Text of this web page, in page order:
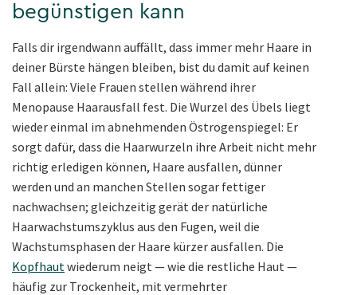
begünstigen kann
Falls dir irgendwann auffällt, dass immer mehr Haare in
deiner Bürste hängen bleiben, bist du damit auf keinen
Fall allein: Viele Frauen stellen während ihrer
Menopause Haarausfall fest. Die Wurzel des Übels liegt
wieder einmal im abnehmenden Östrogenspiegel: Er
sorgt dafür, dass die Haarwurzeln ihre Arbeit nicht mehr
richtig erledigen können, Haare ausfallen, dünner
werden und an manchen Stellen sogar fettiger
nachwachsen; gleichzeitig gerät der natürliche
Haarwachstumszyklus aus den Fugen, weil die
Wachstumsphasen der Haare kürzer ausfallen. Die
Kopfhaut wiederum neigt — wie die restliche Haut —
häufig zur Trockenheit, mit vermehrter